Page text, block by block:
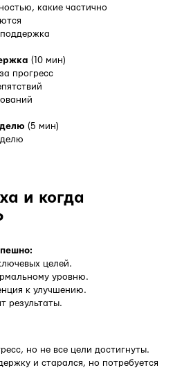
какие частично
(10 мин)
прогресс
(5 мин)
и когда
целей.
уровню.
к улучшению.
результаты.
но не все цели достигнуты.
и старался, но потребуется